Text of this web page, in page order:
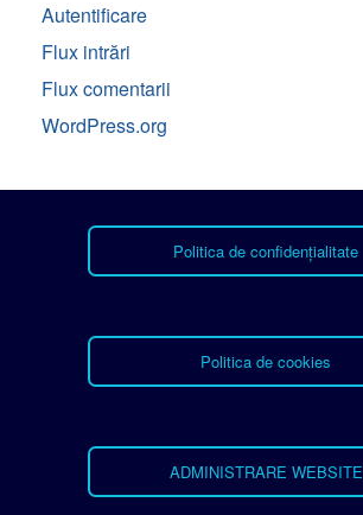
Autentificare
Flux intrări
Flux comentarii
WordPress.org
Politica de confidențialitate
Politica de cookies
ADMINISTRARE WEBSITE